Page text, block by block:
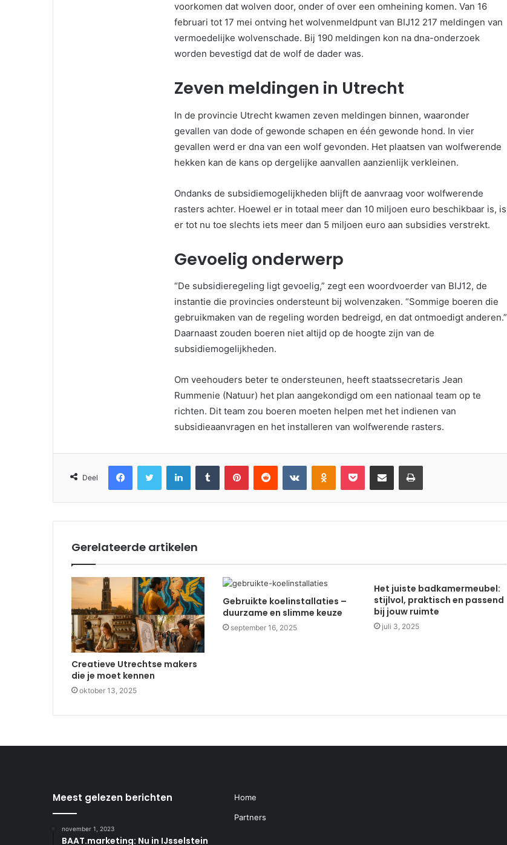
voorkomen dat wolven door, onder of over een omheining komen. Van 16
februari tot 17 mei ontving het wolvenmeldpunt van BIJ12 217 meldingen van
vermoedelijke wolvenschade. Bij 190 meldingen kon na dna-onderzoek
worden bevestigd dat de wolf de dader was.
Zeven meldingen in Utrecht
In de provincie Utrecht kwamen zeven meldingen binnen, waaronder
gevallen van dode of gewonde schapen en één gewonde hond. In vier
gevallen werd er dna van een wolf gevonden. Het plaatsen van wolfwerende
hekken kan de kans op dergelijke aanvallen aanzienlijk verkleinen.
Ondanks de subsidiemogelijkheden blijft de aanvraag voor wolfwerende
rasters achter. Hoewel er in totaal meer dan 10 miljoen euro beschikbaar is, is
er tot nu toe slechts iets meer dan 5 miljoen euro aan subsidies verstrekt.
Gevoelig onderwerp
“De subsidieregeling ligt gevoelig,” zegt een woordvoerder van BIJ12, de
instantie die provincies ondersteunt bij wolvenzaken. “Sommige boeren die
gebruikmaken van de regeling worden bedreigd, en dat ontmoedigt anderen.”
Daarnaast zouden boeren niet altijd op de hoogte zijn van de
subsidiemogelijkheden.
Om veehouders beter te ondersteunen, heeft staatssecretaris Jean
Rummenie (Natuur) het plan aangekondigd om een nationaal team op te
richten. Dit team zou boeren moeten helpen met het indienen van
subsidieaanvragen en het installeren van wolfwerende rasters.
Deel
FacebookTwitter LinkedInTumblr PinterestReddit VKontakteOdnoklassniki
Pocket Deel via email Print
Gerelateerde artikelen
Creatieve Utrechtse makers
die je moet kennen
oktober 13, 2025
Gebruikte koelinstallaties –
duurzame en slimme keuze
september 16, 2025
Het juiste badkamermeubel:
stijlvol, praktisch en passend
bij jouw ruimte
juli 3, 2025
Meest gelezen berichten
november 1, 2023
BAAT.marketing: Nu in IJsselstein
Home
Partners